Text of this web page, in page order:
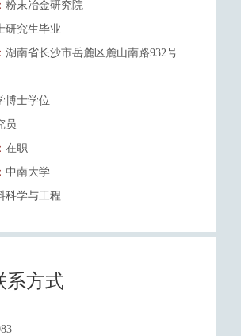
粉末冶金研究院
研究生毕业
湖南省长沙市岳麓区麓山南路932号
博士学位
员
在职
中南大学
科学与工程
系方式